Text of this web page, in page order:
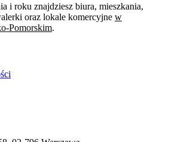
i roku znajdziesz biura, mieszkania,
oraz lokale komercyjne w
Pomorskim.